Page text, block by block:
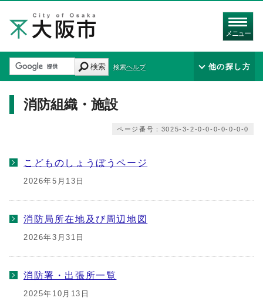
メニュー
検索 検索ヘルプ 他の探し方
消防組織・施設
ページ番号：3025-3-2-0-0-0-0-0-0-0
こどものしょうぼうページ
2026年5月13日
消防局所在地及び周辺地図
2026年3月31日
消防署・出張所一覧
2025年10月13日